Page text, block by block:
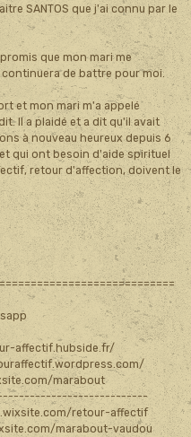
SANTOS que j'ai connu par le
que mon mari me
de battre pour moi.
et mon mari m'a appelé
Il a plaidé et a dit qu'il avait
à nouveau heureux depuis 6
qui ont besoin d'aide spirituel
retour d'affection, doivent le
affectif.hubside.fr/
marabout
retour-affectif
marabout-vaudou